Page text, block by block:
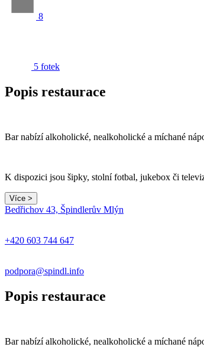
8
5 fotek
Popis restaurace
Bar nabízí alkoholické, nealkoholické a míchané
K dispozici jsou šipky, stolní fotbal, jukebox či
Více >
Bedřichov 43, Špindlerův Mlýn
+420 603 744 647
podpora@spindl.info
Popis restaurace
Bar nabízí alkoholické, nealkoholické a míchané